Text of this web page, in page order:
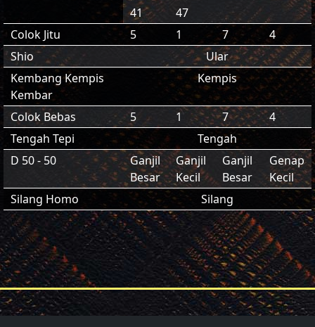
41
47
Colok Jitu
5 1 7
4
Shio
Ular
Kembang Kempis
Kembar
Kempis
Colok Bebas 5 1 7
4
Tengah Tepi
Tengah
D 50 - 50
Ganjil
Besar
Ganjil
Kecil
Ganjil
Besar
Genap
Kecil
Silang Homo
Silang